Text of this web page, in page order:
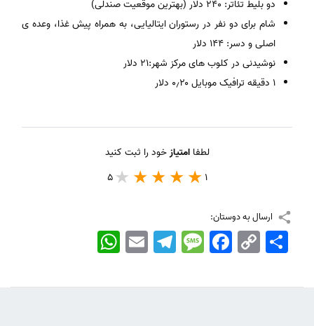
دو بلیط تئاتر: ۲۴۰ دلار (بهترین موقعیت صندلی)
شام برای دو نفر در رستوران ایتالیایی، به همراه پیش غذا، وعده ی
اصلی و دسر: ۱۴۴ دلار
نوشیدنی در کلوب های مرکز شهر:۲۱ دلار
۱ دقیقه ترافیک موبایل ۰٫۲۰ دلار
لطفاامتیازخود را ثبت کنید
1
5
ارسال به دوستان:
WhatsApp EmailTelegramMessageFacebook Copy
Link
اشتراک